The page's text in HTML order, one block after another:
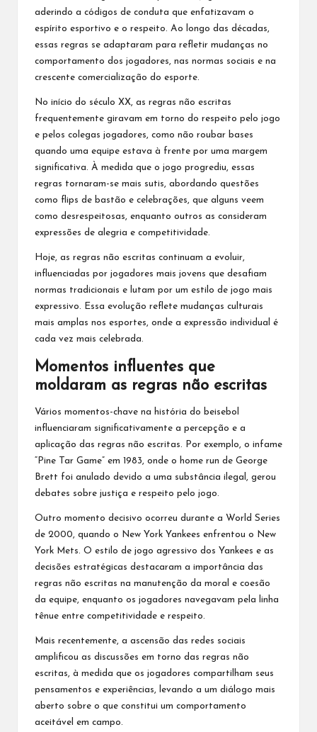
aderindo a códigos de conduta que enfatizavam o
espírito esportivo e o respeito. Ao longo das décadas,
essas regras se adaptaram para refletir mudanças no
comportamento dos jogadores, nas normas sociais e na
crescente comercialização do esporte.
No início do século XX, as regras não escritas
frequentemente giravam em torno do respeito pelo jogo
e pelos colegas jogadores, como não roubar bases
quando uma equipe estava à frente por uma margem
significativa. À medida que o jogo progrediu, essas
regras tornaram-se mais sutis, abordando questões
como flips de bastão e celebrações, que alguns veem
como desrespeitosas, enquanto outros as consideram
expressões de alegria e competitividade.
Hoje, as regras não escritas continuam a evoluir,
influenciadas por jogadores mais jovens que desafiam
normas tradicionais e lutam por um estilo de jogo mais
expressivo. Essa evolução reflete mudanças culturais
mais amplas nos esportes, onde a expressão individual é
cada vez mais celebrada.
Momentos influentes que
moldaram as regras não escritas
Vários momentos-chave na história do beisebol
influenciaram significativamente a percepção e a
aplicação das regras não escritas. Por exemplo, o infame
“Pine Tar Game” em 1983, onde o home run de George
Brett foi anulado devido a uma substância ilegal, gerou
debates sobre justiça e respeito pelo jogo.
Outro momento decisivo ocorreu durante a World Series
de 2000, quando o New York Yankees enfrentou o New
York Mets. O estilo de jogo agressivo dos Yankees e as
decisões estratégicas destacaram a importância das
regras não escritas na manutenção da moral e coesão
da equipe, enquanto os jogadores navegavam pela linha
tênue entre competitividade e respeito.
Mais recentemente, a ascensão das redes sociais
amplificou as discussões em torno das regras não
escritas, à medida que os jogadores compartilham seus
pensamentos e experiências, levando a um diálogo mais
aberto sobre o que constitui um comportamento
aceitável em campo.